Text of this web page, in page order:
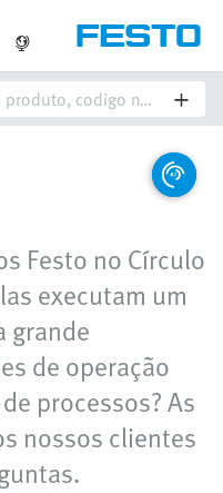
Festo no Círculo
executam um
grande
de operação
processos? As
nossos clientes